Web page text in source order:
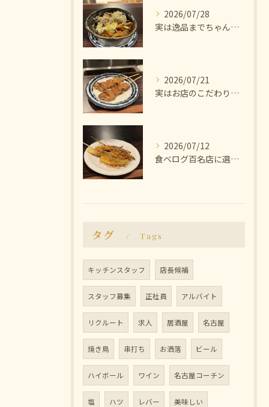
2026/07/28
実は逸品までちゃんと美味しいんです🫨
2026/07/21
実はお店のこだわりは塩にあります🧂
2026/07/12
食べログ百名店に選ばれた焼き鳥屋
タグ Tags
キッチンスタッフ 店長候補
スタッフ募集 正社員 アルバイト
リクルート 求人 居酒屋 名古屋
焼き鳥 串打ち お洒落 ビール
ハイボール ワイン 名古屋コーチン
塩 ハツ レバー 美味しい